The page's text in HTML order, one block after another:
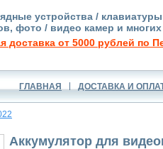
устройства /
фото / видео камер и
доставка от 5000 рублей по
ГЛАВНАЯ ДОСТАВКА И
Аккумулятор для